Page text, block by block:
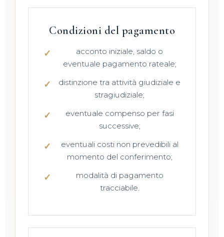
Condizioni del pagamento
acconto iniziale, saldo o
eventuale pagamento rateale;
distinzione tra attività giudiziale e
stragiudiziale;
eventuale compenso per fasi
successive;
eventuali costi non prevedibili al
momento del conferimento;
modalità di pagamento
tracciabile.